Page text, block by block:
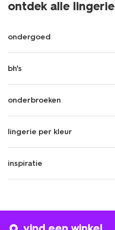
ontdek alle lingerie
ondergoed
bh's
onderbroeken
lingerie per kleur
inspiratie